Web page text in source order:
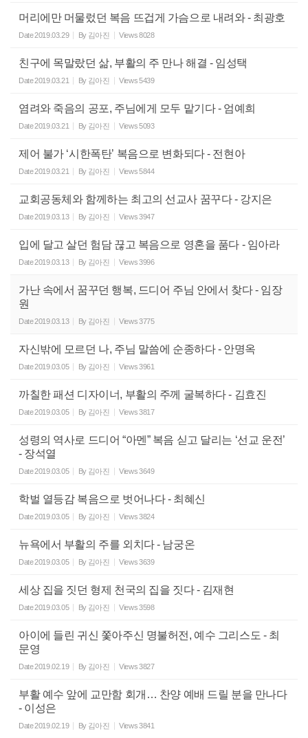
머리에만 머물렀던 복음 뜨겁게 가슴으로 내려와 - 최광호
Date2019.03.29 By 김아진 Views8028
친구에 목말랐던 삶, 부활의 주 만나 해결 - 임성택
Date2019.03.21 By 김아진 Views5439
염려와 죽음의 공포, 주님에게 모두 맡기다 - 엄예희
Date2019.03.21 By 김아진 Views5093
제어 불가 ‘시한폭탄’ 복음으로 변화되다 - 전현아
Date2019.03.21 By 김아진 Views5844
교회공동체와 함께하는 최고의 선교사 꿈꾸다 - 강지은
Date2019.03.13 By 김아진 Views3947
입에 달고 살던 험담 끊고 복음으로 영혼을 품다 - 임아라
Date2019.03.13 By 김아진 Views3996
가난 속에서 꿈꾸던 행복, 드디어 주님 안에서 찾다 - 임장
원
Date2019.03.13 By 김아진 Views3775
자신밖에 모르던 나, 주님 말씀에 순종하다 - 안명옥
Date2019.03.05 By 김아진 Views3961
까칠한 패션 디자이너, 부활의 주께 굴복하다 - 김효진
Date2019.03.05 By 김아진 Views3817
성령의 역사로 드디어 “아멘” 복음 싣고 달리는 ‘선교 운전’
- 장석열
Date2019.03.05 By 김아진 Views3649
학벌 열등감 복음으로 벗어나다 - 최혜신
Date2019.03.05 By 김아진 Views3824
뉴욕에서 부활의 주를 외치다 - 남궁온
Date2019.03.05 By 김아진 Views3639
세상 집을 짓던 형제 천국의 집을 짓다 - 김재현
Date2019.03.05 By 김아진 Views3598
아이에 들린 귀신 쫓아주신 명불허전, 예수 그리스도 - 최
문영
Date2019.02.19 By 김아진 Views3827
부활 예수 앞에 교만함 회개… 찬양 예배 드릴 분을 만나다
- 이성은
Date2019.02.19 By 김아진 Views3841